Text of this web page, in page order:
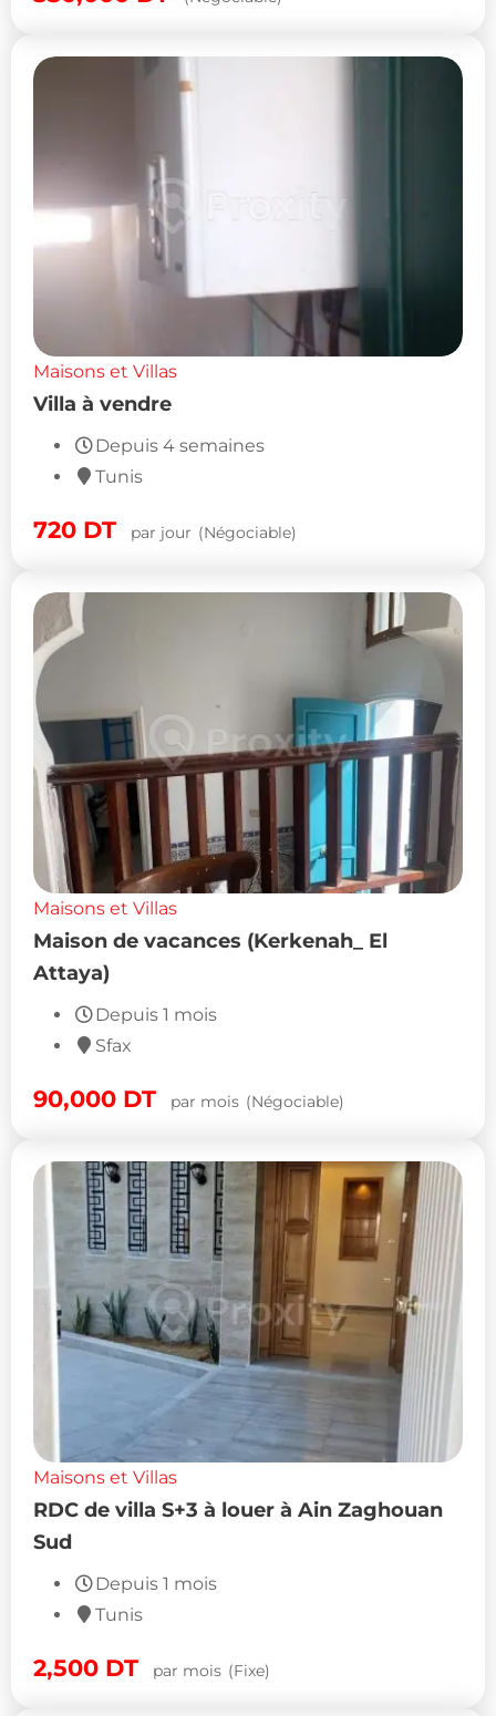
Maisons et Villas
Villa à vendre
Depuis 4 semaines
Tunis
720 DT par jour (Négociable)
Maisons et Villas
Maison de vacances (Kerkenah_ El
Attaya)
Depuis 1 mois
Sfax
90,000 DT par mois (Négociable)
Maisons et Villas
RDC de villa S+3 à louer à Ain Zaghouan
Sud
Depuis 1 mois
Tunis
2,500 DT par mois (Fixe)